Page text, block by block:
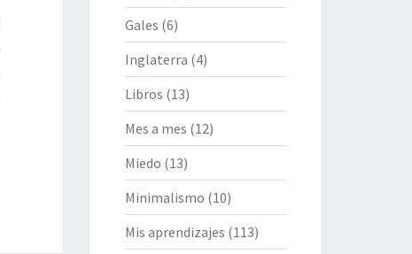
Gales (6)
Inglaterra (4)
Libros (13)
Mes a mes (12)
Miedo (13)
Minimalismo (10)
Mis aprendizajes (113)